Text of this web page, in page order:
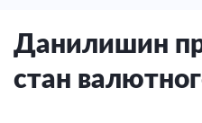
Данилишин
стан